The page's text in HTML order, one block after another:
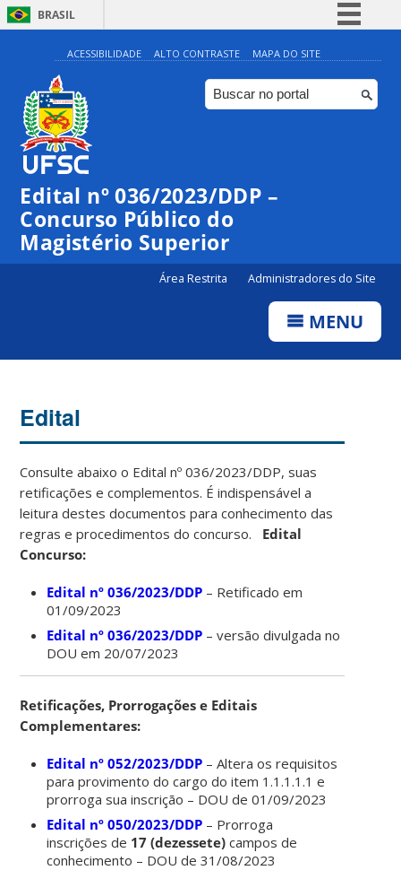
BRASIL
Simplifique!
Comunica BR
Participe
Canais
ACESSIBILIDADE ALTO CONTRASTE MAPA DO SITE
Edital nº 036/2023/DDP –
Concurso Público do
Magistério Superior
Área Restrita Administradores do Site
MENU
Edital
Consulte abaixo o Edital nº 036/2023/DDP, suas
retificações e complementos. É indispensável a
leitura destes documentos para conhecimento das
regras e procedimentos do concurso. Edital
Concurso:
Edital nº 036/2023/DDP – Retificado em
01/09/2023
Edital nº 036/2023/DDP – versão divulgada no
DOU em 20/07/2023
Retificações, Prorrogações e Editais
Complementares:
Edital nº 052/2023/DDP – Altera os requisitos
para provimento do cargo do item 1.1.1.1.1 e
prorroga sua inscrição – DOU de 01/09/2023
Edital nº 050/2023/DDP – Prorroga
inscrições de 17 (dezessete) campos de
conhecimento – DOU de 31/08/2023